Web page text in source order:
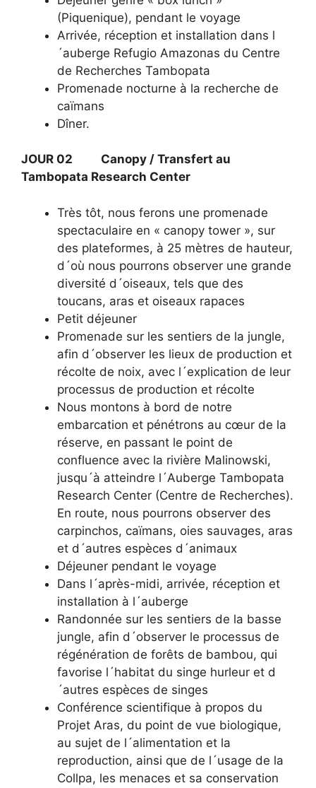
(Piquenique), pendant le voyage
Arrivée, réception et installation dans l
´auberge Refugio Amazonas du Centre
de Recherches Tambopata
Promenade nocturne à la recherche de
caïmans
Dîner.
JOUR 02 Canopy / Transfert au
Tambopata Research Center
Très tôt, nous ferons une promenade
spectaculaire en « canopy tower », sur
des plateformes, à 25 mètres de hauteur,
d´où nous pourrons observer une grande
diversité d´oiseaux, tels que des
toucans, aras et oiseaux rapaces
Petit déjeuner
Promenade sur les sentiers de la jungle,
afin d´observer les lieux de production et
récolte de noix, avec l´explication de leur
processus de production et récolte
Nous montons à bord de notre
embarcation et pénétrons au cœur de la
réserve, en passant le point de
confluence avec la rivière Malinowski,
jusqu´à atteindre l´Auberge Tambopata
Research Center (Centre de Recherches).
En route, nous pourrons observer des
carpinchos, caïmans, oies sauvages, aras
et d´autres espèces d´animaux
Déjeuner pendant le voyage
Dans l´après-midi, arrivée, réception et
installation à l´auberge
Randonnée sur les sentiers de la basse
jungle, afin d´observer le processus de
régénération de forêts de bambou, qui
favorise l´habitat du singe hurleur et d
´autres espèces de singes
Conférence scientifique à propos du
Projet Aras, du point de vue biologique,
au sujet de l´alimentation et la
reproduction, ainsi que de l´usage de la
Collpa, les menaces et sa conservation